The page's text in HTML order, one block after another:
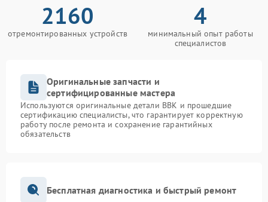
2160
отремонтированных устройств
4
минимальный опыт работы
специалистов
Оригинальные запчасти и
сертифицированные мастера
Используются оригинальные детали BBK и прошедшие
сертификацию специалисты, что гарантирует корректную
работу после ремонта и сохранение гарантийных
обязательств
Бесплатная диагностика и быстрый ремонт